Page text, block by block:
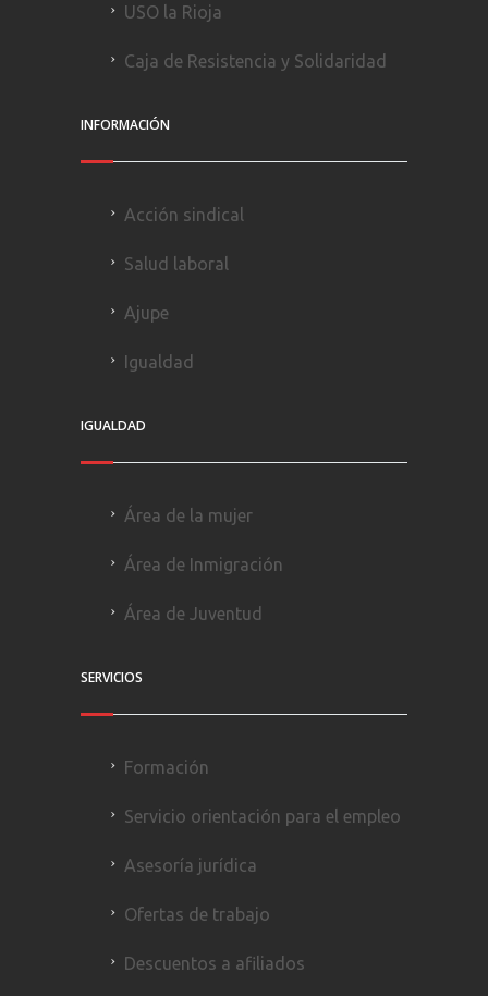
USO la Rioja
Caja de Resistencia y Solidaridad
INFORMACIÓN
Acción sindical
Salud laboral
Ajupe
Igualdad
IGUALDAD
Área de la mujer
Área de Inmigración
Área de Juventud
SERVICIOS
Formación
Servicio orientación para el empleo
Asesoría jurídica
Ofertas de trabajo
Descuentos a afiliados